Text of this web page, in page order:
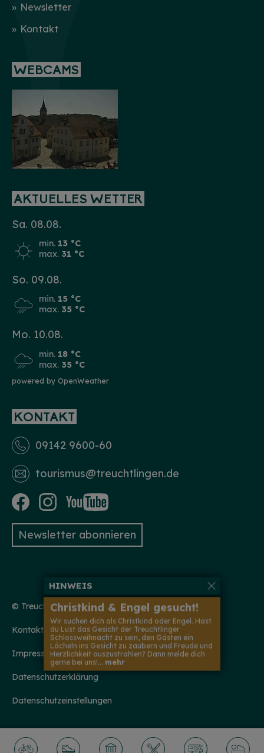
Newsletter
Kontakt
WEBCAMS
AKTUELLES WETTER
Sa. 08.08.
min. 13 °C
max. 31 °C
So. 09.08.
min. 15 °C
max. 35 °C
Mo. 10.08.
min. 18 °C
max. 35 °C
powered by OpenWeather
KONTAKT
09142 9600-60
tourismus­@treuchtlingen.de
Newsletter abonnieren
© Treuchtlingen 2026
Kontakt
Impressum
Datenschutzerklärung
Datenschutzeinstellungen
HINWEIS
Christkind & Engel gesucht!
Wir suchen dich als Christkind oder Engel. Hast
Lächeln ins Gesicht zu zaubern und Freude und